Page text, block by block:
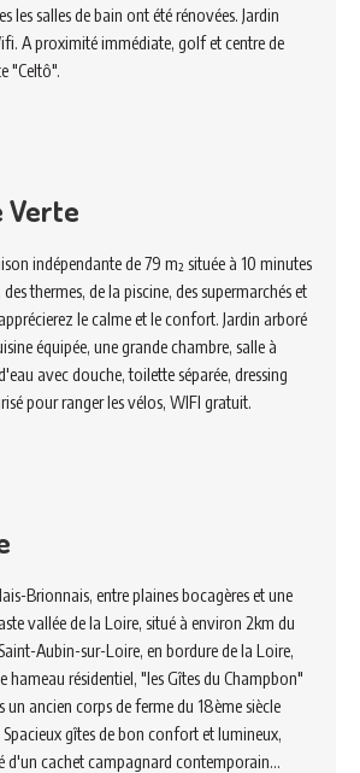
les salles de bain ont été rénovées. Jardin
A proximité immédiate, golf et centre de
"Celtô".
Verte
indépendante de 79 m² située à 10 minutes
thermes, de la piscine, des supermarchés et
le calme et le confort. Jardin arboré
équipée, une grande chambre, salle à
avec douche, toilette séparée, dressing
pour ranger les vélos, WIFI gratuit.
Brionnais, entre plaines bocagères et une
vallée de la Loire, situé à environ 2km du
Aubin-sur-Loire, en bordure de la Loire,
hameau résidentiel, "les Gîtes du Champbon"
un ancien corps de ferme du 18ème siècle
gîtes de bon confort et lumineux,
d'un cachet campagnard contemporain…